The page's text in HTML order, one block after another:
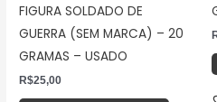
FIGURA SOLDADO DE
GUERRA (SEM MARCA) – 20
GRAMAS – USADO
R$25,00